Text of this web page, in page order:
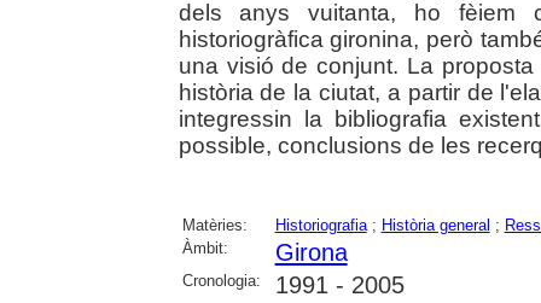
dels anys vuitanta, ho fèiem
historiogràfica gironina, però
una visió de conjunt. La
història de la ciutat, a partir de
integressin la bibliografia
possible, conclusions de les
Matèries: Historiografia; Història general ;
Àmbit:
Girona
Cronologia: 1991 - 2005